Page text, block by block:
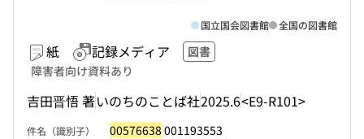
紙 記録メディア
図書
障害者向け資料あり
吉田晋悟 著いのちのことば社2025.6<E9-R101>
国立国会図書館 全国の図書館
件名（識別子） 00576638 001193553